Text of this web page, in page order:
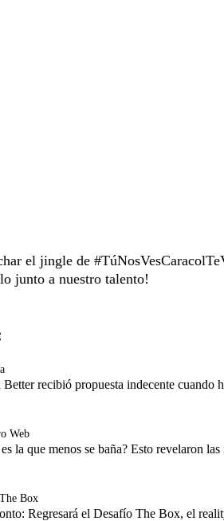
el jingle de
junto a nuestro talento!
Better recibió propuesta indecente cuando
Web
la que menos se baña? Esto revelaron
Box
Regresará el Desafío The Box, el